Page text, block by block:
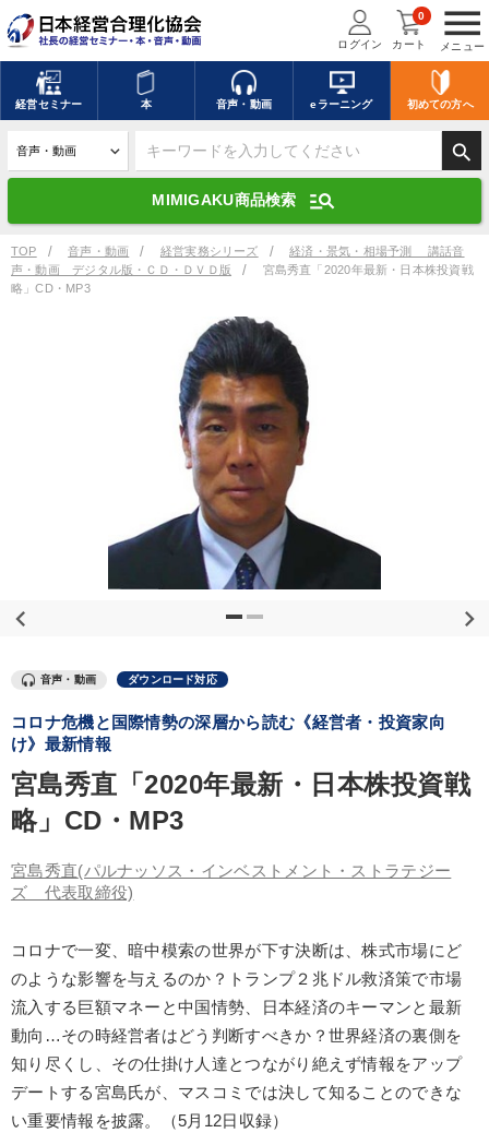
menu
メニュー
ログイン カート
0
経営セミナー 本 音声・動画 eラーニング 初めての方へ
search
MIMIGAKU商品検索 manage_search
キーワードを入力して探す
デジタル版対応のみ検索結果に表示する
search 上記の条件で検索
全国経営者セミナー講演収録物（全1315タイトル）からお探しいただけ
事業家のロマンと経営
若手異才経営者の発想 専門家のアドバイス
リーダーの器量を学ぶ
営業・社員研修 147回春季大会 資産戦略
【5月】音声・映像
2025年夏季全国経営者セミナー収録講演ＣＤ・講演ＤＶＤ・デジ
タル版（音声／動画ストリーミング・ダウンロード）
マーケティング
業種
製造業 卸売・小売・飲食業 建設・不動産業
キーワード
TOP 音声・動画 経営実務シリーズ
経済・景気・相場予測 講話音
声・動画 デジタル版・ＣＤ・ＤＶＤ版
宮島秀直「2020年最新・日本株投資戦
略」CD・MP3
音声・動画 ダウンロード対応
コロナ危機と国際情勢の深層から読む《経営者・投資家向
け》最新情報
宮島秀直「2020年最新・日本株投資戦
略」CD・MP3
宮島秀直(パルナッソス・インベストメント・ストラテジー
ズ 代表取締役)
コロナで一変、暗中模索の世界が下す決断は、株式市場にど
のような影響を与えるのか？トランプ２兆ドル救済策で市場
流入する巨額マネーと中国情勢、日本経済のキーマンと最新
動向…その時経営者はどう判断すべきか？世界経済の裏側を
知り尽くし、その仕掛け人達とつながり絶えず情報をアップ
デートする宮島氏が、マスコミでは決して知ることのできな
い重要情報を披露。（5月12日収録）